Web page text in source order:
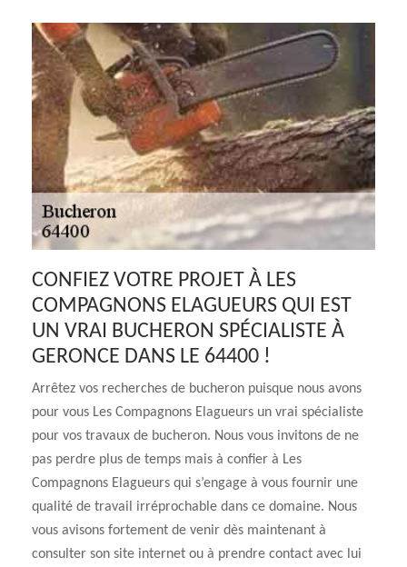
CONFIEZ VOTRE PROJET À LES
COMPAGNONS ELAGUEURS QUI EST
UN VRAI BUCHERON SPÉCIALISTE À
GERONCE DANS LE 64400 !
Arrêtez vos recherches de bucheron puisque nous avons
pour vous Les Compagnons Elagueurs un vrai spécialiste
pour vos travaux de bucheron. Nous vous invitons de ne
pas perdre plus de temps mais à confier à Les
Compagnons Elagueurs qui s’engage à vous fournir une
qualité de travail irréprochable dans ce domaine. Nous
vous avisons fortement de venir dès maintenant à
consulter son site internet ou à prendre contact avec lui